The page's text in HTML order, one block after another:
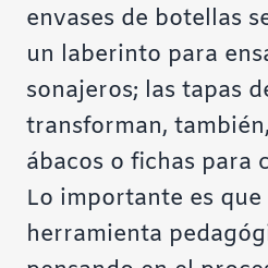
envases de botellas
un laberinto para
sonajeros; las tapas
transforman,
ábacos o fichas para
Lo importante es que
herramienta